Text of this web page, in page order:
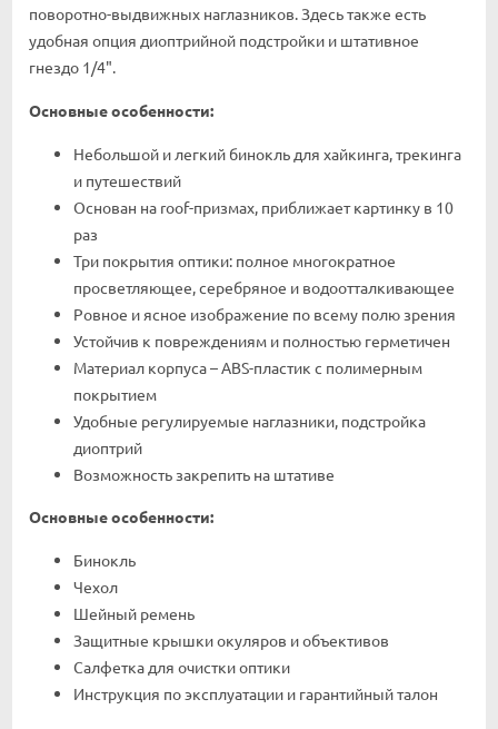
поворотно-выдвижных наглазников. Здесь также есть
удобная опция диоптрийной подстройки и штативное
гнездо 1/4".
Основные особенности:
Небольшой и легкий бинокль для хайкинга, трекинга
и путешествий
Основан на roof-призмах, приближает картинку в 10
раз
Три покрытия оптики: полное многократное
просветляющее, серебряное и водоотталкивающее
Ровное и ясное изображение по всему полю зрения
Устойчив к повреждениям и полностью герметичен
Материал корпуса – ABS-пластик с полимерным
покрытием
Удобные регулируемые наглазники, подстройка
диоптрий
Возможность закрепить на штативе
Основные особенности:
Бинокль
Чехол
Шейный ремень
Защитные крышки окуляров и объективов
Салфетка для очистки оптики
Инструкция по эксплуатации и гарантийный талон